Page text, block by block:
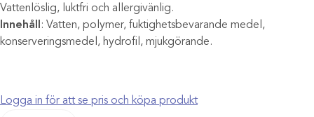
Vattenlöslig, luktfri och allergivänlig.
Innehåll : Vatten, polymer, fuktighetsbevarande medel,
konserveringsmedel, hydrofil, mjukgörande.
Logga in för att se pris och köpa produkt